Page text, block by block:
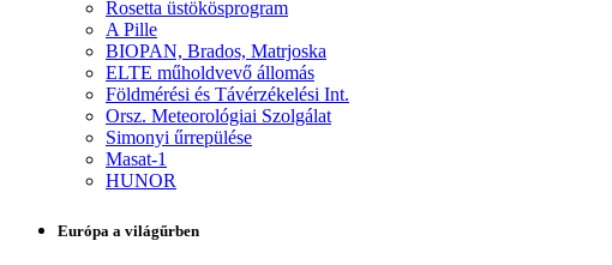
Rosetta üstökösprogram
A Pille
BIOPAN, Brados, Matrjoska
ELTE műholdvevő állomás
Földmérési és Távérzékelési Int.
Orsz. Meteorológiai Szolgálat
Simonyi űrrepülése
Masat-1
HUNOR
Európa a világűrben